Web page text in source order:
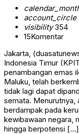
account_circle
visibility354
15Komentar
Jakarta,
Indonesia Timur
penambangan emas
Maluku, telah
tidak lagi dapat
semata. Menurutnya,
berdampak pada
kewibawaan negara,
hingga berpotensi […]